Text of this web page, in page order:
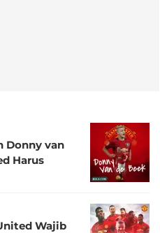
Donny van
Harus
Wajib